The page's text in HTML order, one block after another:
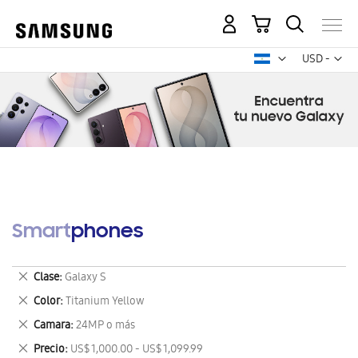
USD -
dólar
Mi carrito
Smartphones
Clase Galaxy S
Eliminar
este
artículo
Color Titanium Yellow
Eliminar
este
artículo
Camara 24MP o más
Eliminar
este
Precio US$ 1,000.00 - US$ 1,099.99
Eliminar